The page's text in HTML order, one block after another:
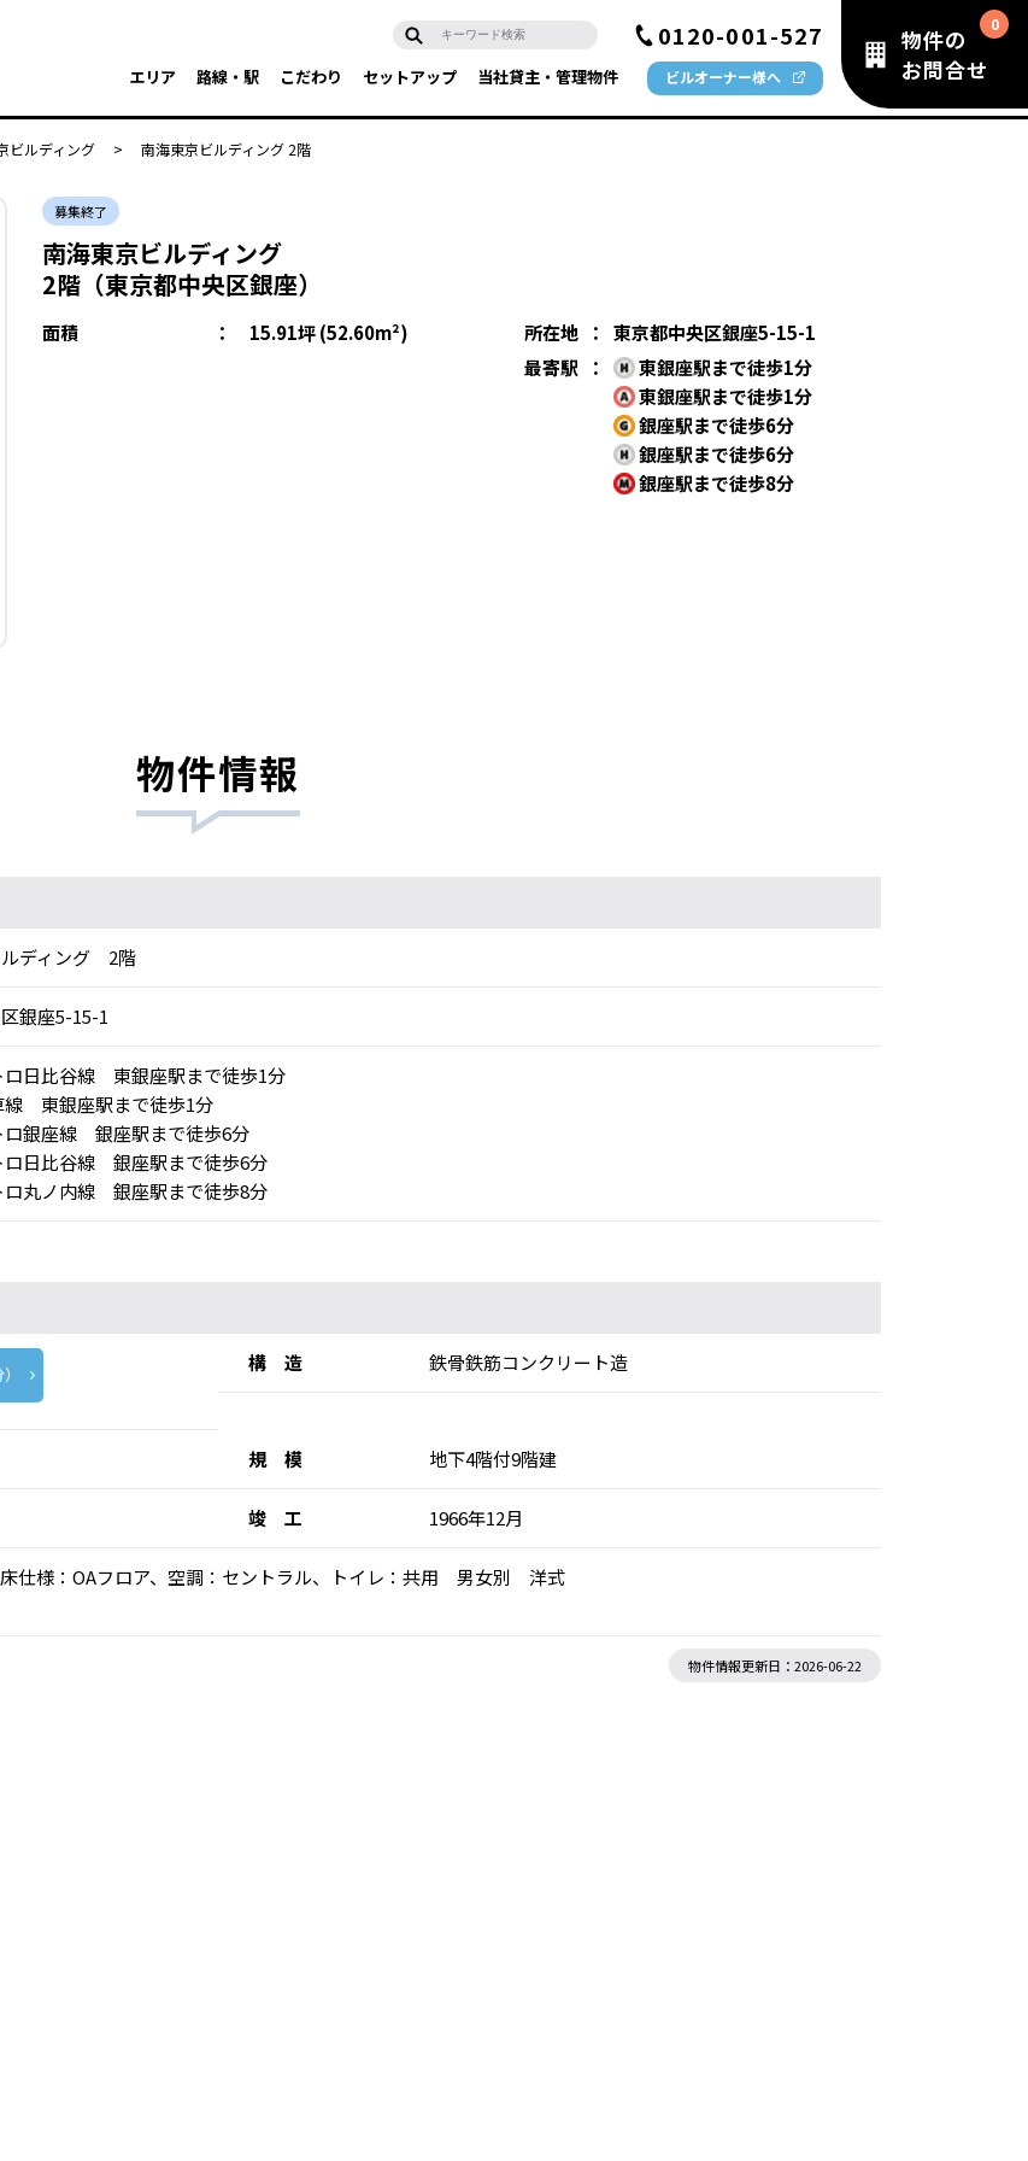
0120-001-527
エリア 路線・駅 こだわり セットアップ 当社貸主・管理物件 ビルオーナー様へ
物件の
お問合せ
ビルディング > 南海東京ビルディング 2階
募集終了
南海東京ビルディング
2階（東京都中央区銀座）
面積 ： 15.91坪 (52.60m²) 所在地 ：
東京都中央区銀座5-15-1
最寄駅
：
東銀座駅まで徒歩1分
東銀座駅まで徒歩1分
銀座駅まで徒歩6分
銀座駅まで徒歩6分
銀座駅まで徒歩8分
物件情報
ルディング 2階
銀座5-15-1
ロ日比谷線 東銀座駅まで徒歩1分
線 東銀座駅まで徒歩1分
ロ銀座線 銀座駅まで徒歩6分
ロ日比谷線 銀座駅まで徒歩6分
ロ丸ノ内線 銀座駅まで徒歩8分
構 造 鉄骨鉄筋コンクリート造
規 模 地下4階付9階建
竣 工 1966年12月
仕様：OAフロア、空調：セントラル、トイレ：共用 男女別 洋式
物件情報更新日：2026-06-22